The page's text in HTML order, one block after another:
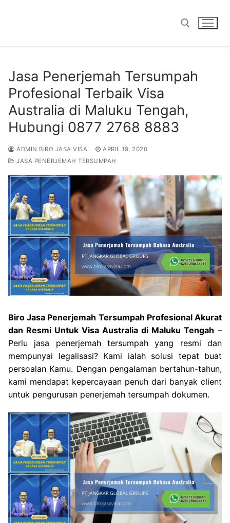
Jasa Penerjemah Tersumpah
Profesional Terbaik Visa
Australia di Maluku Tengah,
Hubungi 0877 2768 8883
ADMIN BIRO JASA VISA
APRIL 19, 2020
JASA PENERJEMAH TERSUMPAH
Biro Jasa Penerjemah Tersumpah Profesional Akurat
dan Resmi Untuk Visa Australia di Maluku Tengah –
Perlu jasa penerjemah tersumpah yang resmi dan
mempunyai legalisasi? Kami ialah solusi tepat buat
persoalan Kamu. Dengan pengalaman bertahun-tahun,
kami mendapat kepercayaan penuh dari banyak client
untuk pengurusan penerjemah tersumpah dokumen.